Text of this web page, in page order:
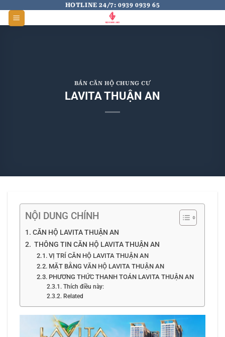
HOTLINE 24/7: 0939 0939 65
BÁN CĂN HỘ CHUNG CƯ
LAVITA THUẬN AN
NỘI DUNG CHÍNH
CĂN HỘ LAVITA THUẬN AN
THÔNG TIN CĂN HỘ LAVITA THUẬN AN
VỊ TRÍ CĂN HỘ LAVITA THUẬN AN
MẶT BẰNG VĂN HỘ LAVITA THUẬN AN
PHƯƠNG THỨC THANH TOÁN LAVITA THUẬN AN
Thích điều này:
Related